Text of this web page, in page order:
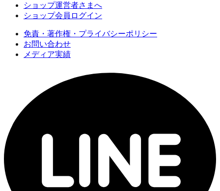
ショップ運営者さまへ
ショップ会員ログイン
免責・著作権・プライバシーポリシー
お問い合わせ
メディア実績